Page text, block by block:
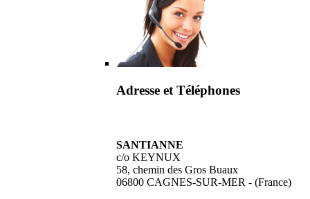
Adresse et Téléphones
SANTIANNE
c/o KEYNUX
58, chemin des Gros Buaux
06800 CAGNES-SUR-MER - (France)